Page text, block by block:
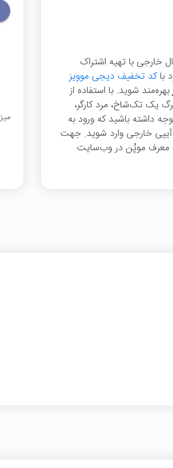
خارجی با تهیه اشتراک
باکد تخفیف دیجی موویز
بهره‌مند شوید. با استفاده از
یک تک‌شاخ، مرد کارگر،
داشته باشید که ورود به
آیپی خارجی وارد شوید. جهت
معرف موپُن در وب‌سایت